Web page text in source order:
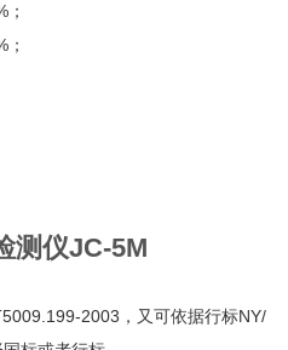
测仪JC-5M
2003，又可依据行标NY/